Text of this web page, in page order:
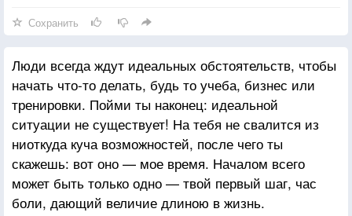
Сохранить
Люди всегда ждут идеальных обстоятельств, чтобы
начать что-то делать, будь то учеба, бизнес или
тренировки. Пойми ты наконец: идеальной
ситуации не существует! На тебя не свалится из
ниоткуда куча возможностей, после чего ты
скажешь: вот оно — мое время. Началом всего
может быть только одно — твой первый шаг, час
боли, дающий величие длиною в жизнь.